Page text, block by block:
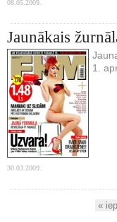
08.05.2009.
Jaunākais
1.
30.03.2009.
«